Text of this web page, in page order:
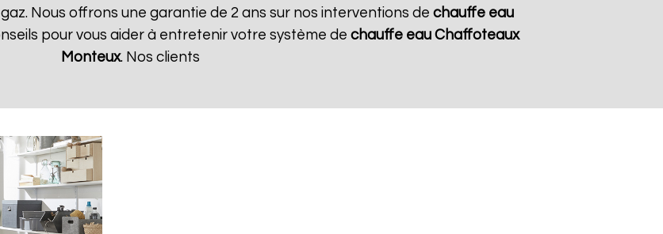
Nous offrons une garantie de 2 ans sur nos interventions de chauffe eau
pour vous aider à entretenir votre système de chauffe eau Chaffoteaux
Monteux. Nos clients